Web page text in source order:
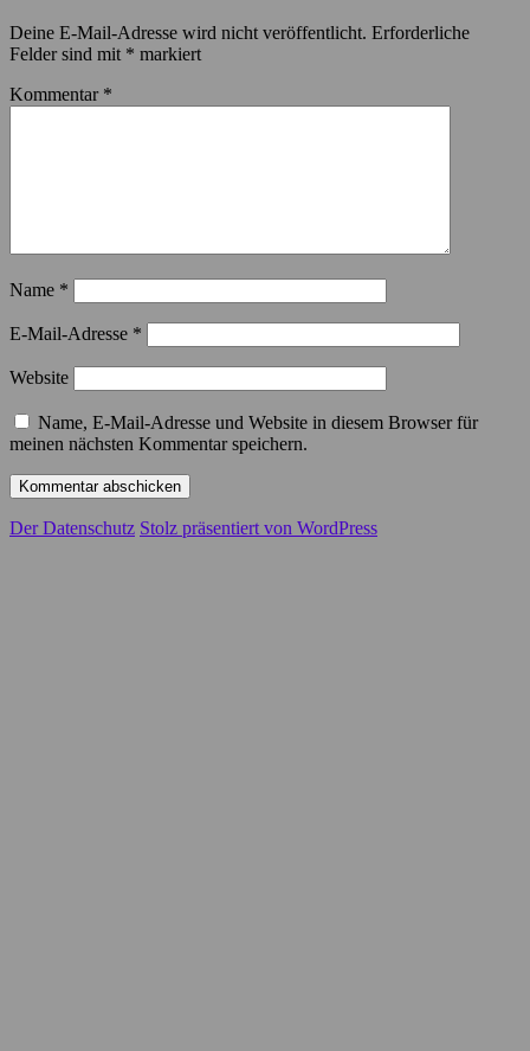
Deine E-Mail-Adresse wird nicht veröffentlicht. Erforderliche
Felder sind mit * markiert
Kommentar *
Name *
E-Mail-Adresse *
Website
Name, E-Mail-Adresse und Website in diesem Browser für
meinen nächsten Kommentar speichern.
Der Datenschutz Stolz präsentiert von WordPress